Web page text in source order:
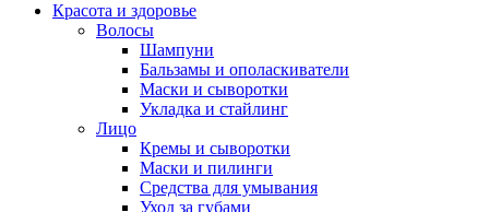
Красота и здоровье
Волосы
Шампуни
Бальзамы и ополаскиватели
Маски и сыворотки
Укладка и стайлинг
Лицо
Кремы и сыворотки
Маски и пилинги
Средства для умывания
Уход за губами